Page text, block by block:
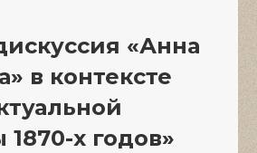
«Анна
в контексте
1870-х годов»